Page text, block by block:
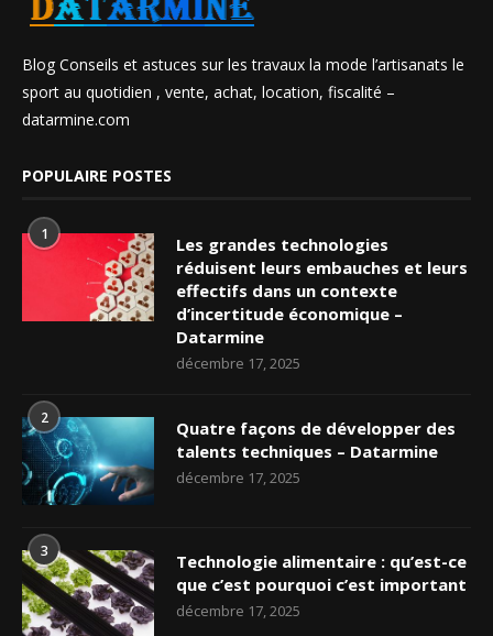
Blog Conseils et astuces sur les travaux la mode l’artisanats le
sport au quotidien , vente, achat, location, fiscalité –
datarmine.com
POPULAIRE POSTES
1
Les grandes technologies
réduisent leurs embauches et leurs
effectifs dans un contexte
d’incertitude économique –
Datarmine
décembre 17, 2025
2
Quatre façons de développer des
talents techniques – Datarmine
décembre 17, 2025
3
Technologie alimentaire : qu’est-ce
que c’est pourquoi c’est important
décembre 17, 2025